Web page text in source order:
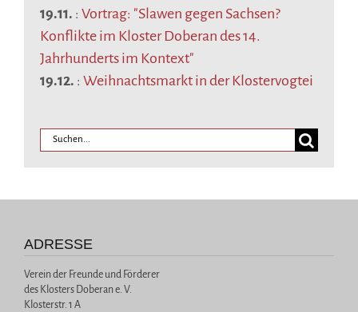
19.11. : Vortrag: "Slawen gegen Sachsen?
Konflikte im Kloster Doberan des 14.
Jahrhunderts im Kontext"
19.12. : Weihnachtsmarkt in der Klostervogtei
ADRESSE
Verein der Freunde und Förderer
des Klosters Doberan e. V.
Klosterstr. 1 A